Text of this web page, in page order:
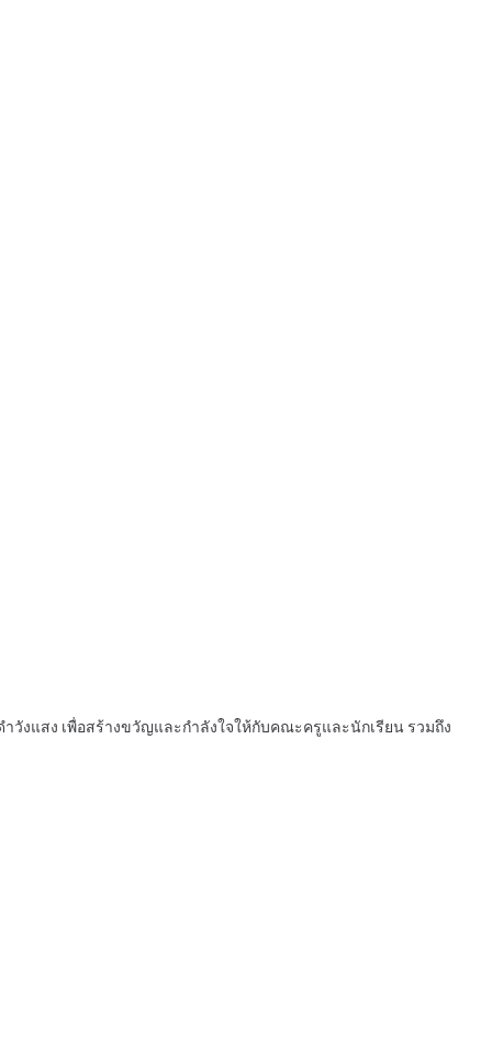
วังแสง เพื่อสร้างขวัญและกำลังใจให้กับคณะครูและนักเรียน รวมถึง